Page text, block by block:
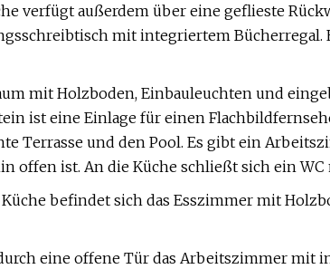
verfügt außerdem über eine geflieste
mit integriertem Bücherregal.
mit Holzboden, Einbauleuchten und
ist eine Einlage für einen
Terrasse und den Pool. Es gibt ein
offen ist. An die Küche schließt sich ein WC
befindet sich das Esszimmer mit
eine offene Tür das Arbeitszimmer mit